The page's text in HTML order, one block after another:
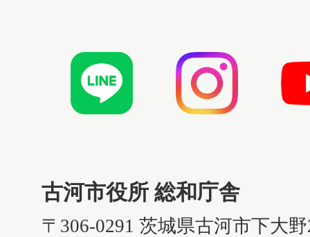
古河市役所 総和庁舎
〒306-0291 茨城県古河市下大